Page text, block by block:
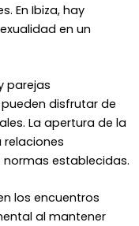
En Ibiza, hay
en un
parejas
disfrutar de
La apertura de la
establecidas.
los encuentros
al mantener